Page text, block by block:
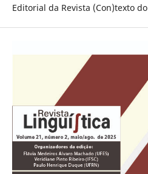
Editorial da Revista (Con)texto do